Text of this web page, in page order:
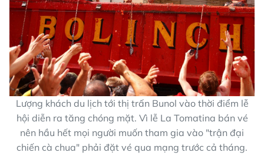
Lượng khách du lịch tới thị trấn Bunol vào thời điểm lễ
hội diễn ra tăng chóng mặt. Vì lễ La Tomatina bán vé
nên hầu hết mọi người muốn tham gia vào "trận đại
chiến cà chua" phải đặt vé qua mạng trước cả tháng.